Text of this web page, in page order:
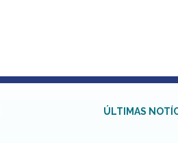
ÚLTIMAS